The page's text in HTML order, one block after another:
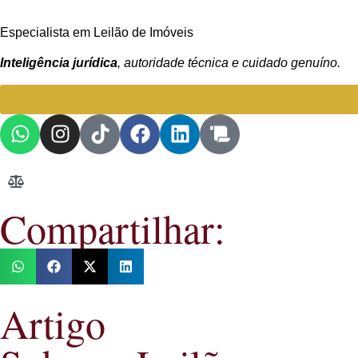
Especialista em Leilão de Imóveis
Inteligência jurídica, autoridade técnica e cuidado genuíno.
Compartilhar:
Artigo